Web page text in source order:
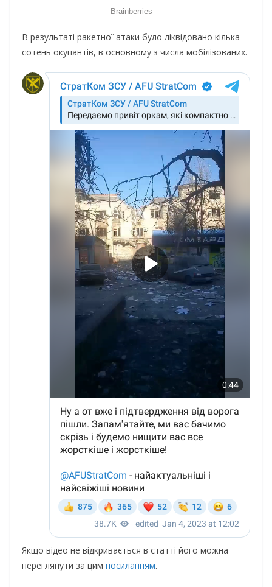
В результаті ракетної атаки було ліквідовано кілька
сотень окупантів, в основному з числа мобілізованих.
Якщо відео не відкривається в статті його можна
переглянути за цим посиланням.